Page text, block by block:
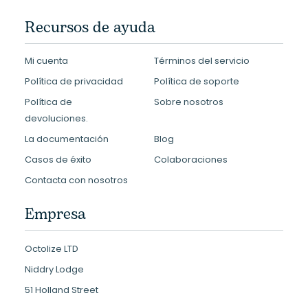
Recursos de ayuda
Mi cuenta
Términos del servicio
Política de privacidad
Política de soporte
Política de
devoluciones.
Sobre nosotros
La documentación
Blog
Casos de éxito
Colaboraciones
Contacta con nosotros
Empresa
Octolize LTD
Niddry Lodge
51 Holland Street